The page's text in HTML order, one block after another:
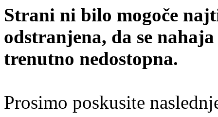
Strani ni bilo mogoče
odstranjena, da se
trenutno nedostopna.
Prosimo poskusite